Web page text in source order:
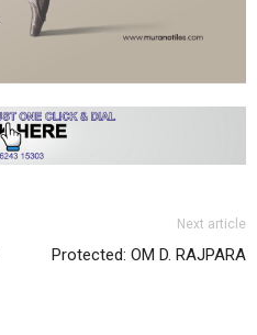
Next article
Protected: OM D. RAJPARA